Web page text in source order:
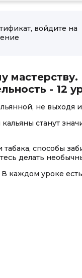
войдите на
- 12
не выходя
станут
способы
делать
каждом уроке